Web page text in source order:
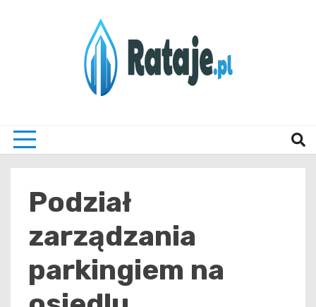
Podział
zarządzania
parkingiem na